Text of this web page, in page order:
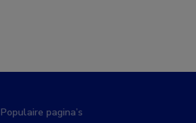
Populaire pagina’s